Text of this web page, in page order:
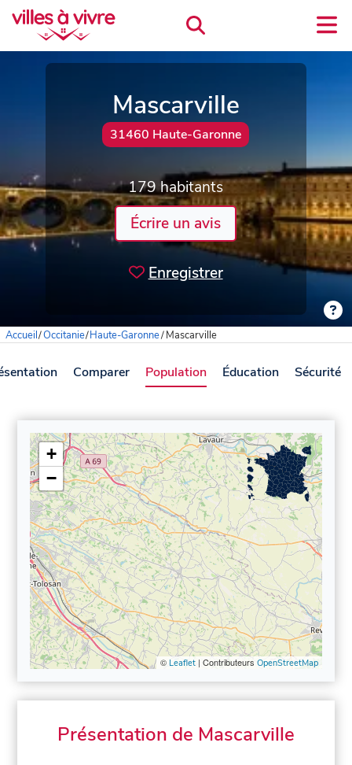
Mascarville
31460 Haute-Garonne
179 habitants
Écrire un avis
Enregistrer
Accueil/Occitanie/Haute-Garonne/Mascarville
Comparer Population Éducation Sécurité
+
−
© Leaflet| Contributeurs OpenStreetMap
Présentation de Mascarville